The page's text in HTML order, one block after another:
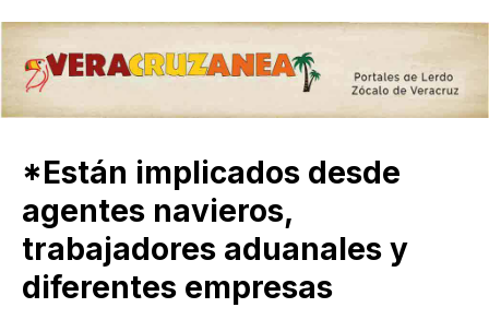
*Están implicados desde
agentes navieros,
trabajadores aduanales y
diferentes empresas